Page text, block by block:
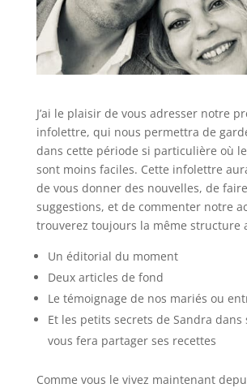
J’ai le plaisir de vous adresser notre
infolettre, qui nous permettra de
dans cette période si particulière où
sont moins faciles. Cette infolettre
de vous donner des nouvelles, de
suggestions, et de commenter notre
trouverez toujours la même structure
Un éditorial du moment
Deux articles de fond
Le témoignage de nos mariés ou
Et les petits secrets de Sandra
vous fera partager ses recettes
Comme vous le vivez maintenant